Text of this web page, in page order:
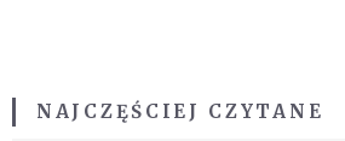
NAJCZĘŚCIEJ CZYTANE